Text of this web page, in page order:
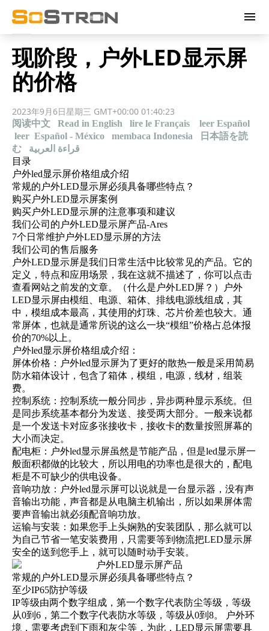
menu
现阶段，户外LED显示屏
的价格
2023年9月6日星期三 GMT+00:00 01:40:23
阅读中文 Read in English lire le Français
leer Español
leer Español - México
membaca Indonesia
日本語を読
む
قراءة العربية
目录
户外led显示屏价格组成介绍
常规的户外LED显示屏必须具备哪些特点？
购买户外LED显示屏案例
购买户外LED显示屏的注意事项和建议
我们公司的户外LED显示屏产品-Ares
7个日常维护户外LED显示屏的方法
我们公司的售后服务
户外LED显示屏是我们日常生活中比较常见的产品。它的
定义，特点和应用场景，我在这就不描述了，你可以点击
查看网站之前发的文章。（什么是户外LED屏？ ）户外
LED显示屏由模组、电源、箱体、排线电源线组成，其
中，模组成本最高，其使用的灯珠、芯片价差也较大。通
常屏体，也就是通常所说的这么一块“模组”价格占总体报
价的70%以上。
户外led显示屏价格组成介绍：
屏体价格：户外led显示屏为了更好的散热一般是采用简易
防水箱体设计，包含了箱体，模组，电源，线材，组装
费。
控制系统：控制系统一般分同步，异步两种显示系统。但
是同步系统基本都分为发送、接受两大部分。一般来说都
是一个发送卡对应多张接收卡，接收卡的数量按照屏幕的
大小而决定。
配电柜：户外led显示屏虽然是节能产品，但是led显示屏一
般面积都做的比较大，所以用电的功率也是很大的，配电
柜是不可缺少的供电设备。
音响功放：户外led显示屏可以说就是一台显示器，没有声
音输出功能，声音都是从电脑主机输出，所以如果屏体需
要声音输出就必须配音响功放。
运输与安装：如果您手上头娴熟的安装团队，那么就可以
为自己节省一笔安装费用，只需要等到物流把LED显示屏
安全的送到您手上，就可以随时动手安装。
常规的户外LED显示屏必须具备哪些特点？
至少IP65防护等级
IP等级由两个数字组成，第一个数字代表防尘等级，等级
从0到6，第二个数字代表防水等级，等级从0到8。 户外环
境，需要考虑到下雨和灰尘等，为此，LED显示屏需要具